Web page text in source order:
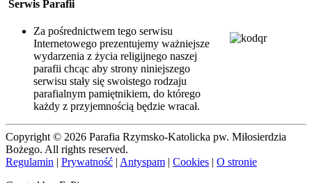
Serwis Parafii
Za pośrednictwem tego serwisu
Internetowego prezentujemy ważniejsze
wydarzenia z życia religijnego naszej
parafii chcąc aby strony niniejszego
serwisu stały się swoistego rodzaju
parafialnym pamiętnikiem, do którego
każdy z przyjemnością będzie wracał.
Copyright © 2026 Parafia Rzymsko-Katolicka pw. Miłosierdzia
Bożego. All rights reserved.
Regulamin | Prywatność | Antyspam | Cookies | O stronie